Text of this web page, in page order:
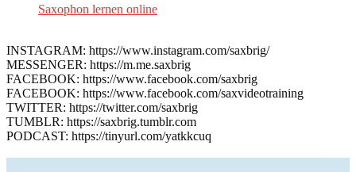
Saxophon lernen online
INSTAGRAM: https://www.instagram.com/saxbrig/
MESSENGER: https://m.me.saxbrig
FACEBOOK: https://www.facebook.com/saxbrig
FACEBOOK: https://www.facebook.com/saxvideotraining
TWITTER: https://twitter.com/saxbrig
TUMBLR: https://saxbrig.tumblr.com
PODCAST: https://tinyurl.com/yatkkcuq